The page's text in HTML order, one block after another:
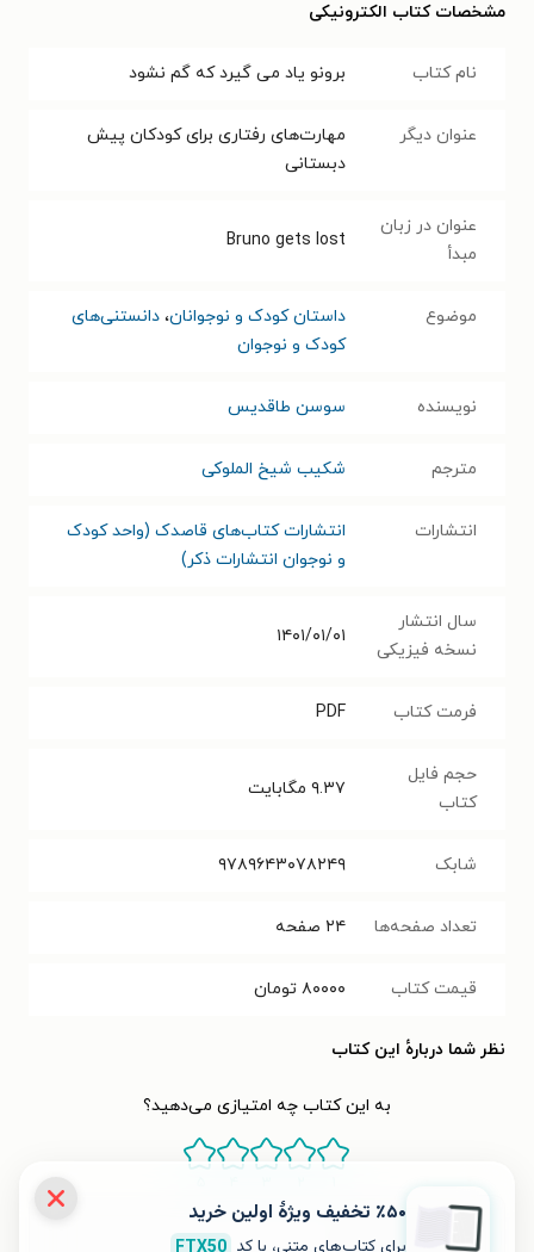
مشخصات کتاب الکترونیکی
نام کتاب برونو یاد می گیرد که گم نشود
عنوان دیگر
مهارت‌های رفتاری برای کودکان پیش
دبستانی
عنوان در زبان
مبدأ
Bruno gets lost
موضوع داستان کودک و نوجوانان، دانستنی‌های
کودک و نوجوان
نویسنده سوسن طاقدیس
مترجم شکیب شیخ الملوکی
انتشارات
انتشارات کتاب‌های قاصدک (واحد کودک
و نوجوان انتشارات ذکر)
سال انتشار
نسخه فیزیکی
۱۴۰۱/۰۱/۰۱
فرمت کتاب PDF
حجم فایل
کتاب
۹.۳۷ مگابایت
شابک ۹۷۸۹۶۴۳۰۷۸۲۴۹
تعداد صفحه‌ها ۲۴ صفحه
قیمت کتاب ۸۰۰۰۰ تومان
نظر شما دربارهٔ این کتاب
به این کتاب چه امتیازی می‌دهید؟
٪۵۰ تخفیف ویژۀ اولین خرید
برای کتاب‌های متنی، با کد FTX50